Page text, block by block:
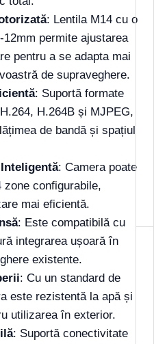
: Lentila M14 cu o
permite ajustarea
pentru a se adapta mai
de supraveghere.
: Suportă formate
H.264B și MJPEG,
de bandă și spațiul
: Camera poate
configurabile,
mai eficientă.
: Este compatibilă cu
integrarea ușoară în
existente.
: Cu un standard de
este rezistentă la apă și
utilizarea în exterior.
: Suportă conectivitate